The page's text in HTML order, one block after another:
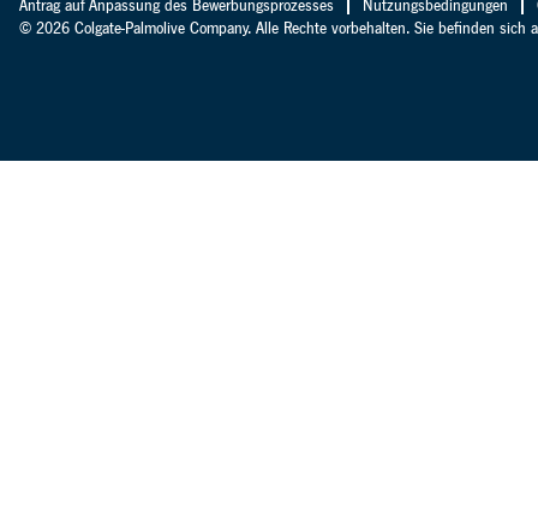
Antrag auf Anpassung des Bewerbungsprozesses
Nutzungsbedingungen
© 2026 Colgate-Palmolive Company. Alle Rechte vorbehalten. Sie befinden sich